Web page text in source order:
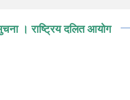
। राष्ट्रिय दलित आयोग